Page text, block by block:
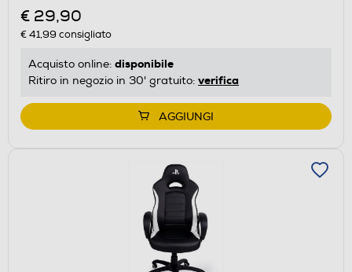
€ 29,90
€ 41,99 consigliato
Acquisto online: disponibile
Ritiro in negozio in 30' gratuito: verifica
AGGIUNGI